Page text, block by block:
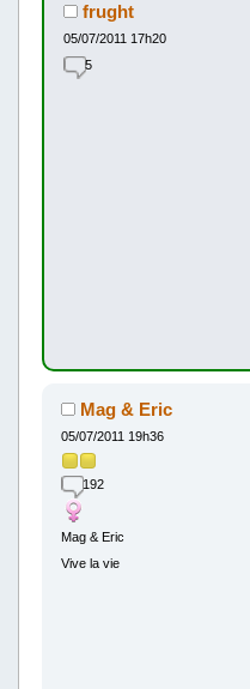
frught
05/07/2011 17h20
5
Mag & Eric
05/07/2011 19h36
192
Mag & Eric
Vive la vie